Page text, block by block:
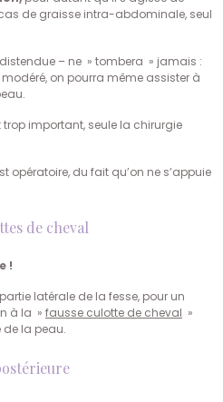
de graisse intra-abdominale, seul
– ne » tombera » jamais :
on pourra même assister à
trop important, seule la chirurgie
opératoire, du fait qu’on ne s’appuie
de cheval
!
latérale de la fesse, pour un
à la » fausse culotte de cheval »
la peau.